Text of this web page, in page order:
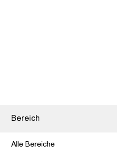
Bereich
Alle Bereiche